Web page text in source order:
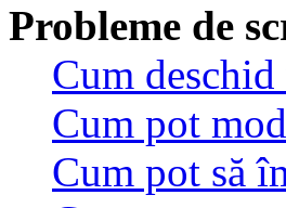
Probleme de
Cum
Cum pot
Cum pot să